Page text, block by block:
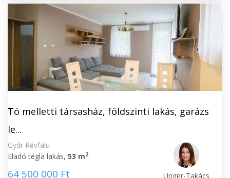
Tó melletti társasház, földszinti lakás, garázs
le...
Győr Révfalu
Eladó tégla lakás, 53 m2
64 500 000 Ft
Unger-Takács